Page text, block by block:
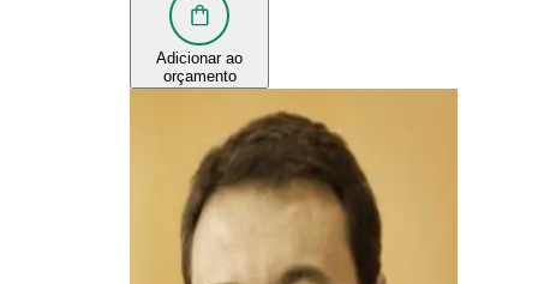
Adicionar ao
orçamento